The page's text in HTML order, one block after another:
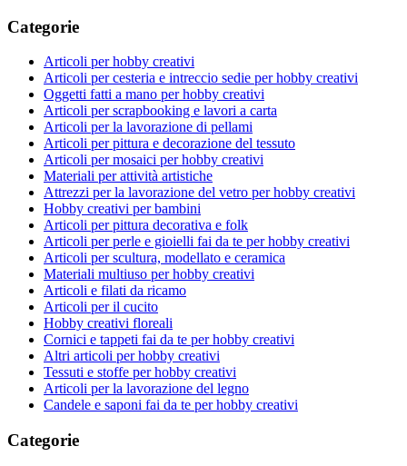
Categorie
Articoli per hobby creativi
Articoli per cesteria e intreccio sedie per hobby creativi
Oggetti fatti a mano per hobby creativi
Articoli per scrapbooking e lavori a carta
Articoli per la lavorazione di pellami
Articoli per pittura e decorazione del tessuto
Articoli per mosaici per hobby creativi
Materiali per attività artistiche
Attrezzi per la lavorazione del vetro per hobby creativi
Hobby creativi per bambini
Articoli per pittura decorativa e folk
Articoli per perle e gioielli fai da te per hobby creativi
Articoli per scultura, modellato e ceramica
Materiali multiuso per hobby creativi
Articoli e filati da ricamo
Articoli per il cucito
Hobby creativi floreali
Cornici e tappeti fai da te per hobby creativi
Altri articoli per hobby creativi
Tessuti e stoffe per hobby creativi
Articoli per la lavorazione del legno
Candele e saponi fai da te per hobby creativi
Categorie